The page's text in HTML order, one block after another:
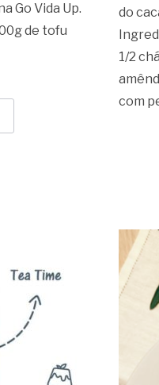
Go Vida Up.
de tofu
do
1/2
com